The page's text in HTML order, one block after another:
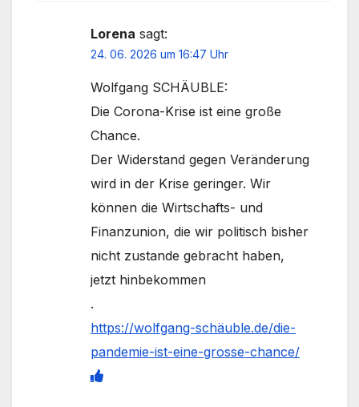
Lorena sagt:
24. 06. 2026 um 16:47 Uhr
Wolfgang SCHÄUBLE:
Die Corona-Krise ist eine große
Chance.
Der Widerstand gegen Veränderung
wird in der Krise geringer. Wir
können die Wirtschafts- und
Finanzunion, die wir politisch bisher
nicht zustande gebracht haben,
jetzt hinbekommen
.
https://wolfgang-schäuble.de/die-
pandemie-ist-eine-grosse-chance/